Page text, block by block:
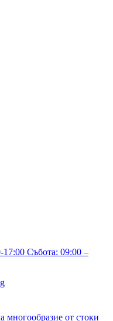
Събота: 09:00 –
многообразие от стоки